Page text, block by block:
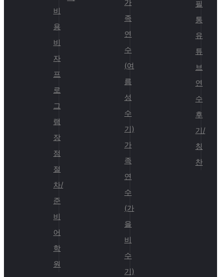
비
용
비
자
프
로
그
램
장
점
절
차/
준
비
어
학
원
가
족
연
수
(여
름
성
수
기)
가
족
연
수
(가
을
비
수
기)
필
통
유
튜
브
연
수
후
기/
칭
찬